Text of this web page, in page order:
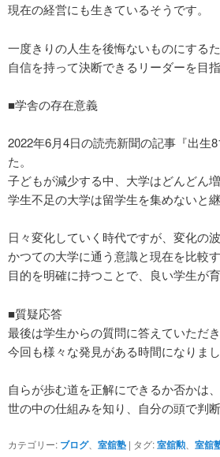
現在の経営にも生きているそうです。
一度きりの人生を後悔ないものにする
自信を持って決断できるリーダーを目
■学舎の存在意義
2022年6月4日の読売新聞の記事『出生
た。
子どもが減少する中、大学はどんどん増
学生不足の大学は留学生を集めないと
日々変化していく時代ですが、変化の
かつての大学に通う意識と現在を比較
目的を明確に持つことで、良い学生が
■質疑応答
最後は学生からの質問に答えていただき
今回も様々な発見がある時間になりまし
自らが歩む道を正解にできるか否かは
世の中の仕組みを知り、自分の頭で判
カテゴリー: ブログ、 室舘塾 | タグ:室舘勲 室舘